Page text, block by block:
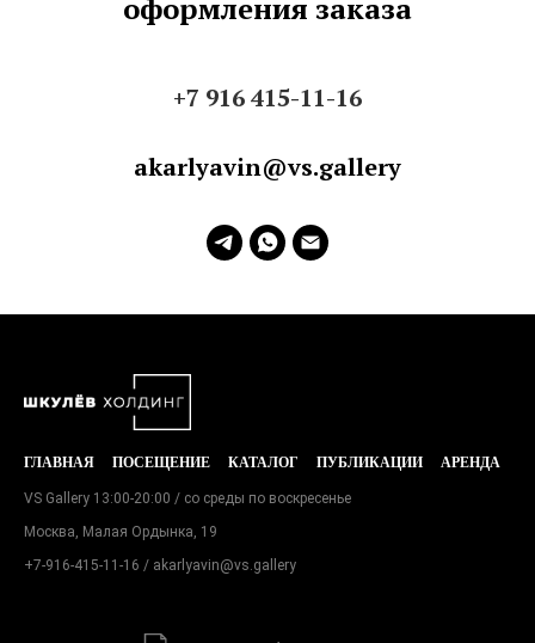
оформления заказа
+7 916 415-11-16
akarlyavin@vs.gallery
ГЛАВНАЯ ПОСЕЩЕНИЕ КАТАЛОГ ПУБЛИКАЦИИ АРЕНДА
VS Gallery 13:00-20:00 / со среды по воскресенье
Москва, Малая Ордынка, 19
+7-916-415-11-16 / akarlyavin@vs.gallery